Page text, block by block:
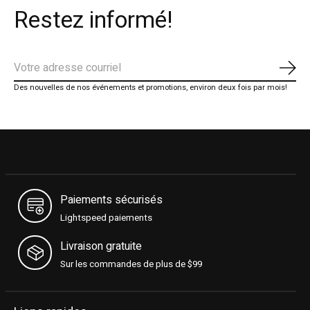
Restez informé!
Des nouvelles de nos événements et promotions, environ deux fois par mois!
Paiements sécurisés
Lightspeed paiements
Livraison gratuite
Sur les commandes de plus de $99